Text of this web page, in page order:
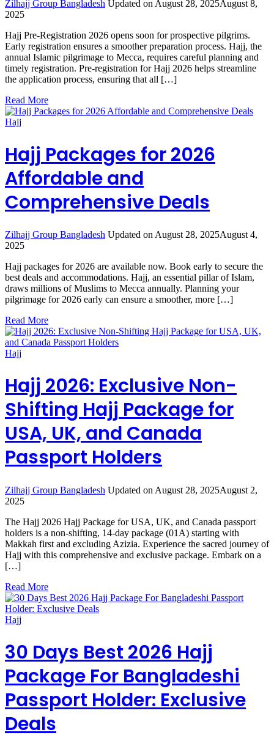
Zilhajj Group Bangladesh Updated on August 28, 2025August 8,
2025
Hajj Pre-Registration 2026 opens soon for prospective pilgrims.
Early registration ensures a smoother preparation process. Hajj, the
annual Islamic pilgrimage to Mecca, requires careful planning and
timely registration. Pre-registration for Hajj 2026 helps streamline
the application process, ensuring that all […]
Read More
Hajj
Hajj Packages for 2026
Affordable and
Comprehensive Deals
Zilhajj Group Bangladesh Updated onAugust 28, 2025August 4,
2025
Hajj packages for 2026 are available now. Book early to secure the
best deals and accommodations. Hajj, an essential pillar of Islam,
draws millions of Muslims to Mecca annually. Planning your
pilgrimage for 2026 early can ensure a smoother, more […]
Read More
Hajj
Hajj 2026: Exclusive Non-
Shifting Hajj Package for
USA, UK, and Canada
Passport Holders
Zilhajj Group Bangladesh Updated on August 28, 2025August 2,
2025
The Hajj 2026 Hajj Package for USA, UK, and Canada passport
holders is a non-shifting, 14-day package (01A) starting with
Makkah first and excluding Azizia. Experience the sacred journey of
Hajj with this comprehensive and exclusive package. Embark on a
[…]
Read More
Hajj
30 Days Best 2026 Hajj
Package For Bangladeshi
Passport Holder: Exclusive
Deals